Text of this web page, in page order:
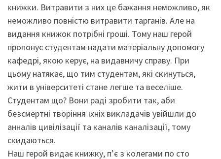
книжки. Витравити з них це бажання неможливо, як
неможливо повністю витравити тарганів. Але на
видання книжок потрібні гроші. Тому наш герой
пропонує студентам надати матеріальну допомогу
кафедрі, якою керує, на видавничу справу. При
цьому натякає, що тим студентам, які скинуться,
жити в університеті стане легше та веселіше.
Студентам що? Вони раді зробити так, аби
безсмертні творіння їхніх викладачів увійшли до
анналів цивілізації та каналів каналізації, тому
скидаються.
Наш герой видає книжку, п’є з колегами по сто